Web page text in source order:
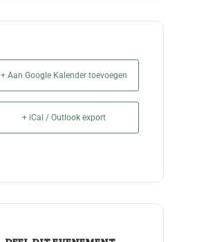
+ Aan Google Kalender toevoegen
+ iCal / Outlook export